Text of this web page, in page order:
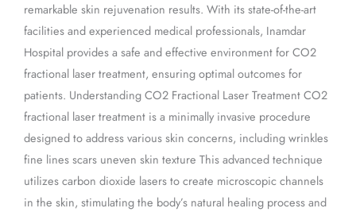
remarkable skin rejuvenation results. With its state-of-the-art
facilities and experienced medical professionals, Inamdar
Hospital provides a safe and effective environment for CO2
fractional laser treatment, ensuring optimal outcomes for
patients. Understanding CO2 Fractional Laser Treatment CO2
fractional laser treatment is a minimally invasive procedure
designed to address various skin concerns, including wrinkles
fine lines scars uneven skin texture This advanced technique
utilizes carbon dioxide lasers to create microscopic channels
in the skin, stimulating the body’s natural healing process and